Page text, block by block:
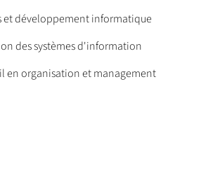
simultanément les compétences
et développement informatique
des systèmes d'information
en organisation et management